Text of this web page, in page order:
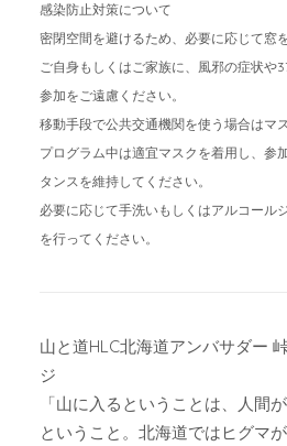
感染防止対策について
密閉空間を避けるため、必要に応じて窓
ご自身もしくはご家族に、風邪の症状や
参加をご遠慮ください。
移動手段で公共交通機関を使う場合はマ
プログラム中は適宜マスクを着用し、参
タンスを維持してください。
必要に応じて手洗いもしくはアルコール
を行ってください。
山と道HLC北海道アンバサダー
ジ
「山に入るということは、人間
ということ。北海道ではヒグマ